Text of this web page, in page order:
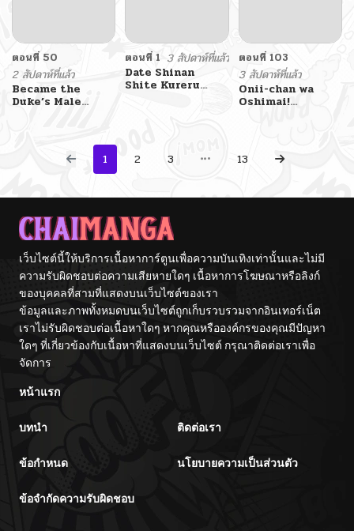
ตอนที่ 50
2 สัปดาห์ที่แล้ว
Became the
Duke’s Male
ตอนที่ 1 3 สัปดาห์ที่แล้ว
Date Shinan
Shite Kureru
ตอนที่ 103
3 สัปดาห์ที่แล้ว
Onii-chan wa
Oshimai!
1
2 3 13
เว็บไซต์นี้ให้บริการเนื้อหาการ์ตูนเพื่อความบันเทิงเท่านั้นและไม่มี
ความรับผิดชอบต่อความเสียหายใดๆ เนื้อหาการโฆษณาหรือลิงก์
ของบุคคลที่สามที่แสดงบนเว็บไซต์ของเรา
ข้อมูลและภาพทั้งหมดบนเว็บไซต์ถูกเก็บรวบรวมจากอินเทอร์เน็ต
เราไม่รับผิดชอบต่อเนื้อหาใดๆ หากคุณหรือองค์กรของคุณมีปัญหา
ใดๆ ที่เกี่ยวข้องกับเนื้อหาที่แสดงบนเว็บไซต์ กรุณาติดต่อเราเพื่อ
จัดการ
หน้าแรก
บทนำ ติดต่อเรา
ข้อกำหนด นโยบายความเป็นส่วนตัว
ข้อจำกัดความรับผิดชอบ